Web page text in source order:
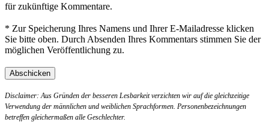
für zukünftige Kommentare.
* Zur Speicherung Ihres Namens und Ihrer E-Mailadresse klicken
Sie bitte oben. Durch Absenden Ihres Kommentars stimmen Sie der
möglichen Veröffentlichung zu.
Disclaimer: Aus Gründen der besseren Lesbarkeit verzichten wir auf die gleichzeitige
Verwendung der männlichen und weiblichen Sprachformen. Personenbezeichnungen
betreffen gleichermaßen alle Geschlechter.